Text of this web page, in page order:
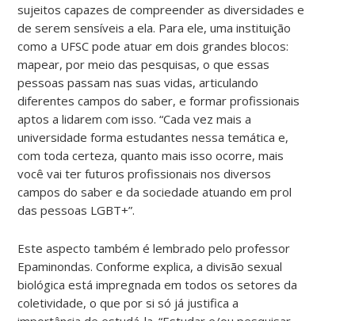
sujeitos capazes de compreender as diversidades e
de serem sensíveis a ela. Para ele, uma instituição
como a UFSC pode atuar em dois grandes blocos:
mapear, por meio das pesquisas, o que essas
pessoas passam nas suas vidas, articulando
diferentes campos do saber, e formar profissionais
aptos a lidarem com isso. “Cada vez mais a
universidade forma estudantes nessa temática e,
com toda certeza, quanto mais isso ocorre, mais
você vai ter futuros profissionais nos diversos
campos do saber e da sociedade atuando em prol
das pessoas LGBT+”.
Este aspecto também é lembrado pelo professor
Epaminondas. Conforme explica, a divisão sexual
biológica está impregnada em todos os setores da
coletividade, o que por si só já justifica a